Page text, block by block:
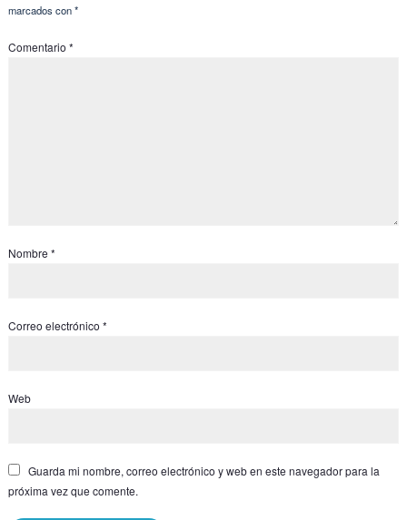
marcados con*
Comentario *
Nombre *
Correo electrónico *
Web
Guarda mi nombre, correo electrónico y web en este navegador para la
próxima vez que comente.